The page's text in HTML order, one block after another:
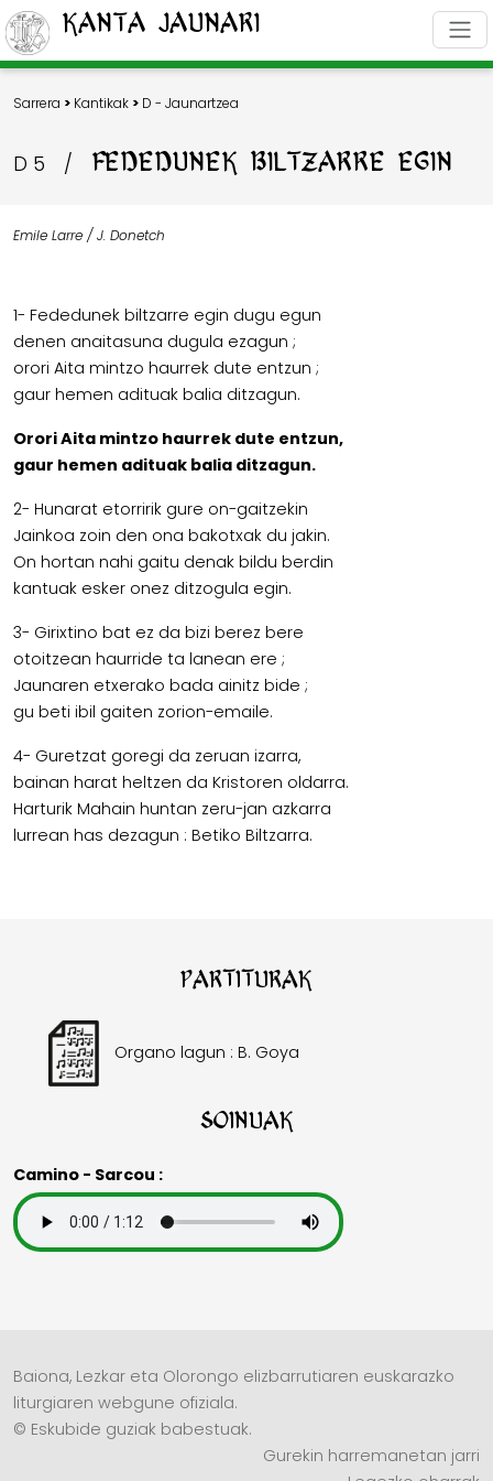
Kanta Jaunari
Sarrera > Kantikak > D - Jaunartzea
D 5 / FEDEDUNEK BILTZARRE EGIN
Emile Larre / J. Donetch
1- Fededunek biltzarre egin dugu egun
denen anaitasuna dugula ezagun ;
orori Aita mintzo haurrek dute entzun ;
gaur hemen adituak balia ditzagun.
Orori Aita mintzo haurrek dute entzun,
gaur hemen adituak balia ditzagun.
2- Hunarat etorririk gure on-gaitzekin
Jainkoa zoin den ona bakotxak du jakin.
On hortan nahi gaitu denak bildu berdin
kantuak esker onez ditzogula egin.
3- Girixtino bat ez da bizi berez bere
otoitzean haurride ta lanean ere ;
Jaunaren etxerako bada ainitz bide ;
gu beti ibil gaiten zorion-emaile.
4- Guretzat goregi da zeruan izarra,
bainan harat heltzen da Kristoren oldarra.
Harturik Mahain huntan zeru-jan azkarra
lurrean has dezagun : Betiko Biltzarra.
Partiturak
Organo lagun : B. Goya
Soinuak
Camino - Sarcou :
Baiona, Lezkar eta Olorongo elizbarrutiaren euskarazko
liturgiaren webgune ofiziala.
© Eskubide guziak babestuak.
Gurekin harremanetan jarri